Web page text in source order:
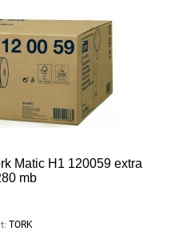
Matic H1 120059 extra
mb
TORK